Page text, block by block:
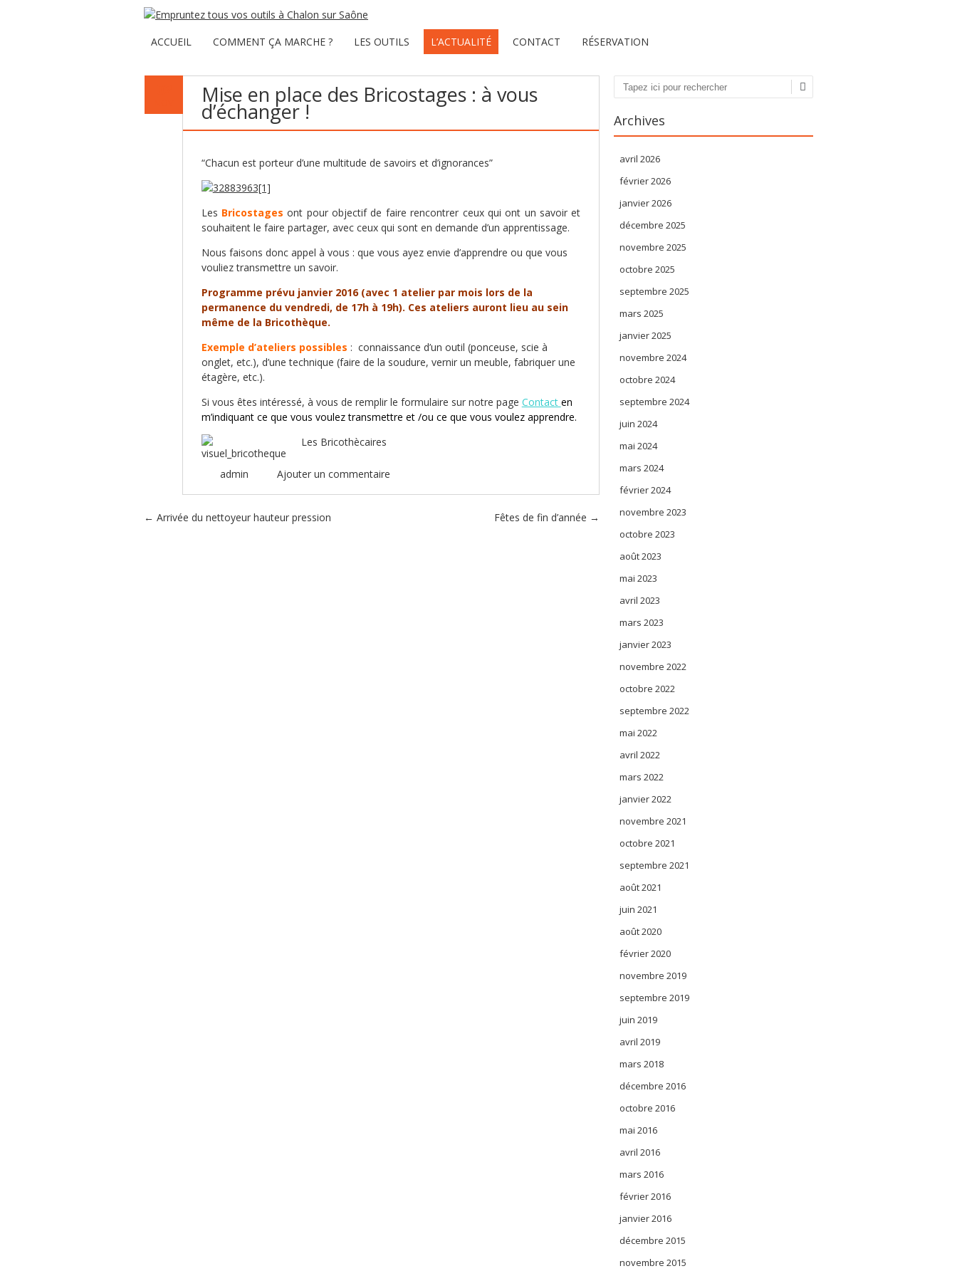
ACCUEIL COMMENT ÇA MARCHE ? LES OUTILS L’ACTUALITÉ CONTACT RÉSERVATION
Mise en place des Bricostages : à vous
d’échanger !
“Chacun est porteur d’une multitude de savoirs et d’ignorances”
Les Bricostages ont pour objectif de faire rencontrer ceux qui ont un savoir et
souhaitent le faire partager, avec ceux qui sont en demande d’un apprentissage.
Nous faisons donc appel à vous : que vous ayez envie d’apprendre ou que vous
vouliez transmettre un savoir.
Programme prévu janvier 2016 (avec 1 atelier par mois lors de la
permanence du vendredi, de 17h à 19h). Ces ateliers auront lieu au sein
même de la Bricothèque.
Exemple d’ateliers possibles : connaissance d’un outil (ponceuse, scie à
onglet, etc.), d’une technique (faire de la soudure, vernir un meuble, fabriquer une
étagère, etc.).
Si vous êtes intéressé, à vous de remplir le formulaire sur notre page Contact en
m’indiquant ce que vous voulez transmettre et /ou ce que vous voulez apprendre.
Les Bricothècaires
admin Ajouter un commentaire
Poster navigation
← Arrivée du nettoyeur hauteur pression Fêtes de fin d’année →
Recherche
Archives
avril 2026
février 2026
janvier 2026
décembre 2025
novembre 2025
octobre 2025
septembre 2025
mars 2025
janvier 2025
novembre 2024
octobre 2024
septembre 2024
juin 2024
mai 2024
mars 2024
février 2024
novembre 2023
octobre 2023
août 2023
mai 2023
avril 2023
mars 2023
janvier 2023
novembre 2022
octobre 2022
septembre 2022
mai 2022
avril 2022
mars 2022
janvier 2022
novembre 2021
octobre 2021
septembre 2021
août 2021
juin 2021
août 2020
février 2020
novembre 2019
septembre 2019
juin 2019
avril 2019
mars 2018
décembre 2016
octobre 2016
mai 2016
avril 2016
mars 2016
février 2016
janvier 2016
décembre 2015
novembre 2015